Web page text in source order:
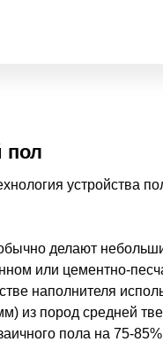
пол
устройства
делают
или цементно-
наполнителя
из пород средней
пола на 75-